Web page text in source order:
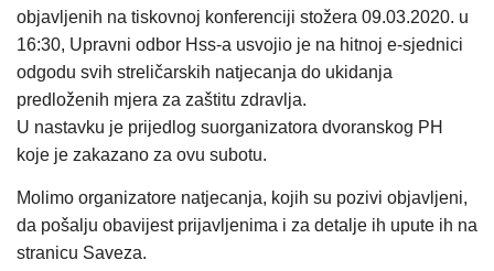
objavljenih na tiskovnoj konferenciji stožera 09.03.2020. u
16:30, Upravni odbor Hss-a usvojio je na hitnoj e-sjednici
odgodu svih streličarskih natjecanja do ukidanja
predloženih mjera za zaštitu zdravlja.
U nastavku je prijedlog suorganizatora dvoranskog PH
koje je zakazano za ovu subotu.
Molimo organizatore natjecanja, kojih su pozivi objavljeni,
da pošalju obavijest prijavljenima i za detalje ih upute ih na
stranicu Saveza.